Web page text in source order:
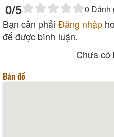
0/5 0 Đánh
Bạn cần phải Đăng nhập
để được bình luận.
Chưa có
Bản đồ